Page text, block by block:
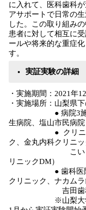
に入れて、医科歯科
アサポートで日常の
した。この取り組み
患者に対して相互に
ールや将来的な重症
す。
実証実験の詳細
・実施期間：2021年
・実施場所：山梨県
● 病院3施設（
生病院、塩山市民病院
● クリニック5
ク、金丸内科クリニ
こいし糖尿病
リニックDM）
● 歯科医院の5
クリニック、ナカム
吉田歯科医
※山梨大学医学